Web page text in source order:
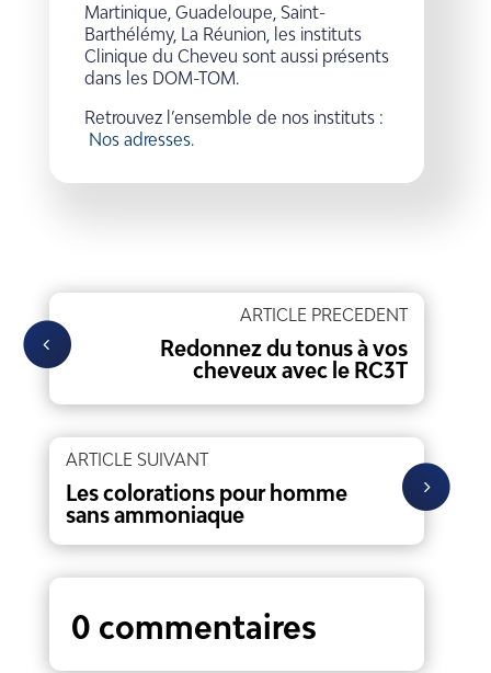
Martinique, Guadeloupe, Saint-
Barthélémy, La Réunion, les instituts
Clinique du Cheveu sont aussi présents
dans les DOM-TOM.
Retrouvez l’ensemble de nos instituts :
Nos adresses.
ARTICLE PRECEDENT
Redonnez du tonus à vos
cheveux avec le RC3T
ARTICLE SUIVANT
Les colorations pour homme
sans ammoniaque
0 commentaires